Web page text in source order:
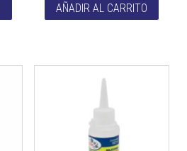
AÑADIR AL CARRITO